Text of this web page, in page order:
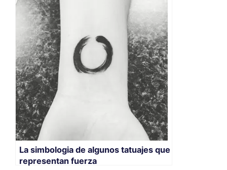
La simbologia de algunos tatuajes que
representan fuerza